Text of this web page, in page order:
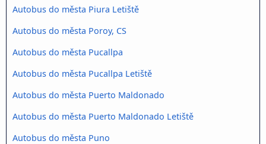
Autobus do města Piura Letiště
Autobus do města Poroy, CS
Autobus do města Pucallpa
Autobus do města Pucallpa Letiště
Autobus do města Puerto Maldonado
Autobus do města Puerto Maldonado Letiště
Autobus do města Puno